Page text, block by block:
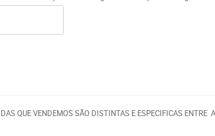
QUE VENDEMOS SÃO DISTINTAS E ESPECIFICAS